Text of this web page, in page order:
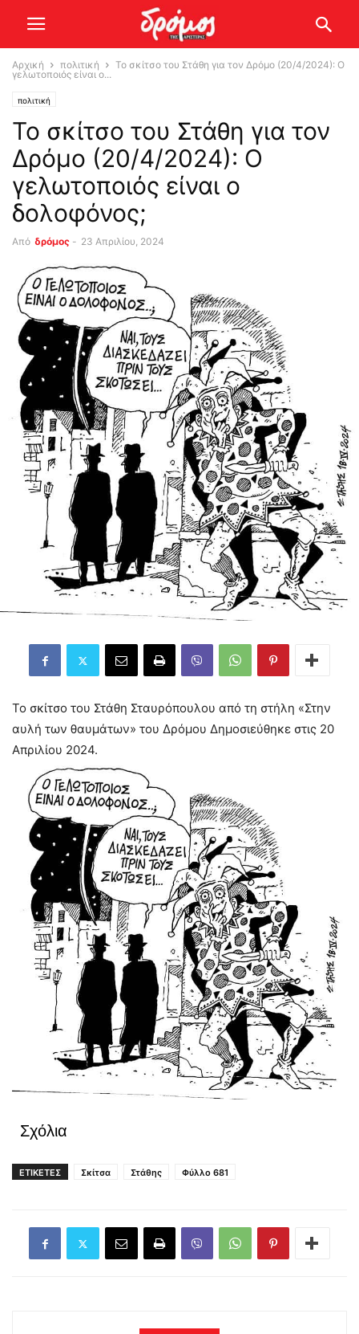
Αρχική πολιτική
Το σκίτσο του Στάθη για τον Δρόμο (20/4/2024): Ο
γελωτοποιός είναι ο...
πολιτική
Το σκίτσο του Στάθη για τον
Δρόμο (20/4/2024): Ο
γελωτοποιός είναι ο
δολοφόνος;
Από δρόμος - 23 Απριλίου, 2024
Το σκίτσο του Στάθη Σταυρόπουλου από τη στήλη «Στην
αυλή των θαυμάτων» του Δρόμου Δημοσιεύθηκε στις 20
Απριλίου 2024.
Σχόλια
ΕΤΙΚΕΤΕΣ Σκίτσα Στάθης Φύλλο 681